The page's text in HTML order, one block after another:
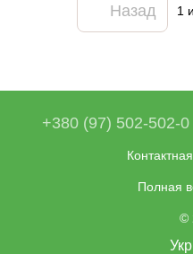
Назад 1
+380 (97) 502-502-0
Полная
©
Укр